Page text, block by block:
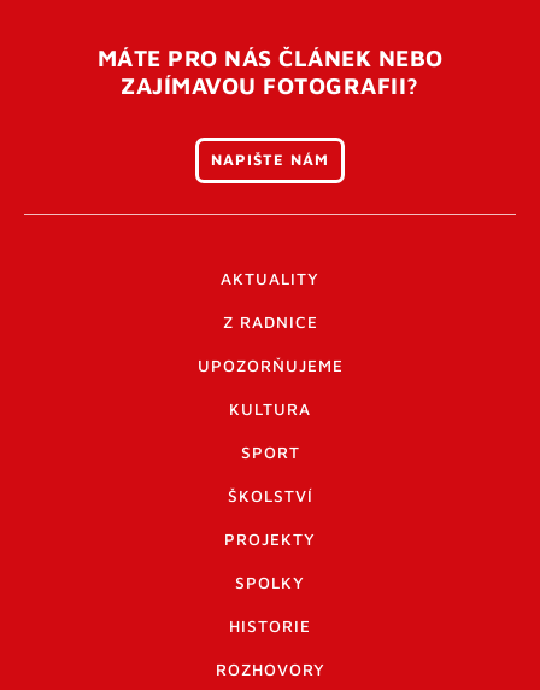
MÁTE PRO NÁS ČLÁNEK NEBO
ZAJÍMAVOU FOTOGRAFII?
NAPIŠTE NÁM
AKTUALITY
Z RADNICE
UPOZORŇUJEME
KULTURA
SPORT
ŠKOLSTVÍ
PROJEKTY
SPOLKY
HISTORIE
ROZHOVORY